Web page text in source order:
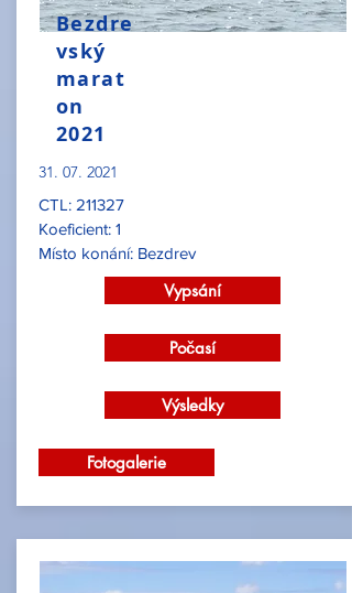
Bezdre
vský
marat
on
2021
31. 07. 2021
CTL: 211327
Koeficient: 1
Místo konání: Bezdrev
Vypsání
Počasí
Výsledky
Fotogalerie